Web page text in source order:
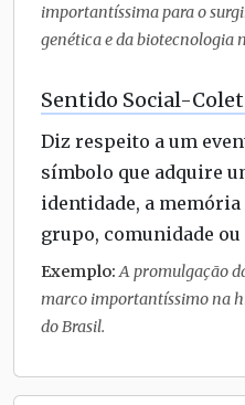
importantíssima para o
genética e da biotecnologia
Sentido Social-
Diz respeito a um
símbolo que adquire
identidade, a memória
grupo, comunidade ou
Exemplo: A promulgação
marco importantíssimo na
do Brasil.